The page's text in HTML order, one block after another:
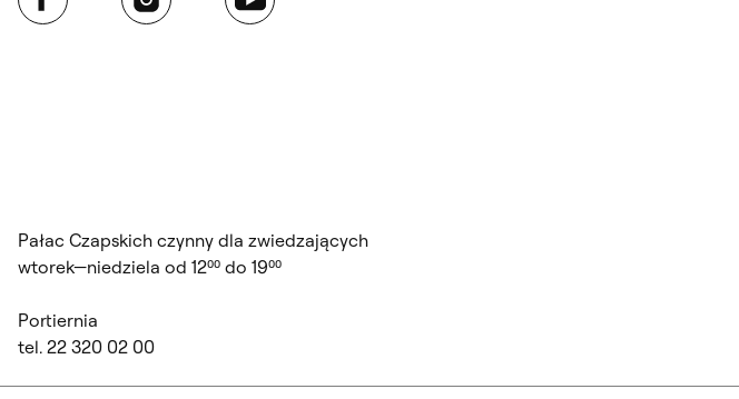
Pałac Czapskich czynny dla zwiedzających
wtorek—niedziela od 12⁰⁰ do 19⁰⁰
Portiernia
tel. 22 320 02 00